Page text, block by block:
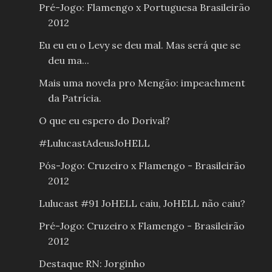
Pré-Jogo: Flamengo x Portuguesa Brasileirão
2012
Eu eu eu o Levy se deu mal. Mas será que se
deu ma...
Mais uma novela pro Mengão: impeachment
da Patrícia.
O que eu espero do Dorival?
#LulucastAdeusJoHELL
Pós-Jogo: Cruzeiro x Flamengo - Brasileirão
2012
Lulucast #91 JoHELL caiu, JoHELL não caiu?
Pré-Jogo: Cruzeiro x Flamengo - Brasileirão
2012
Destaque RN: Jorginho